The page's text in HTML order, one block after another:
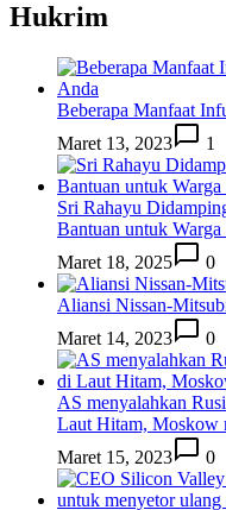
Hukrim
Beberapa Manfaat
Maret 13, 2023
1
Sri Rahayu
Bantuan untuk
Maret 18, 2025
0
Aliansi Nissan-
Maret 14, 2023
0
AS menyalahkan
Laut Hitam, Moskow
Maret 15, 2023
0